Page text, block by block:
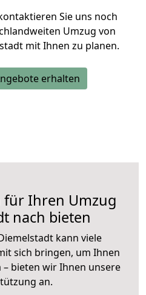
Sie uns noch
Umzug von
mit Ihnen zu planen.
erhalten
für Ihren Umzug
nach bieten
kann viele
sich bringen, um Ihnen
bieten wir Ihnen unsere
an.